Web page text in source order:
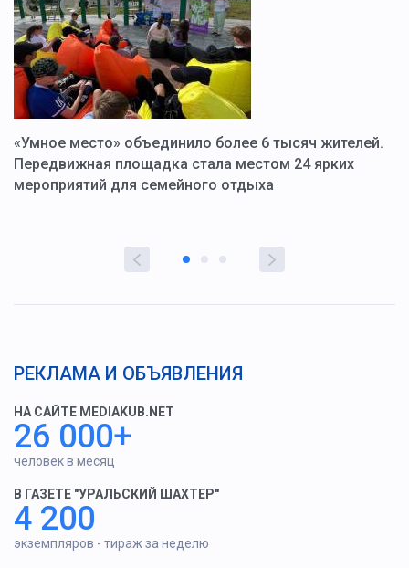
«Умное место» объединило более 6 тысяч жителей.
Передвижная площадка стала местом 24 ярких
мероприятий для семейного отдыха
РЕКЛАМА И ОБЪЯВЛЕНИЯ
НА САЙТЕ MEDIAKUB.NET
26 000+
человек в месяц
В ГАЗЕТЕ "УРАЛЬСКИЙ ШАХТЕР"
4 200
экземпляров - тираж за неделю